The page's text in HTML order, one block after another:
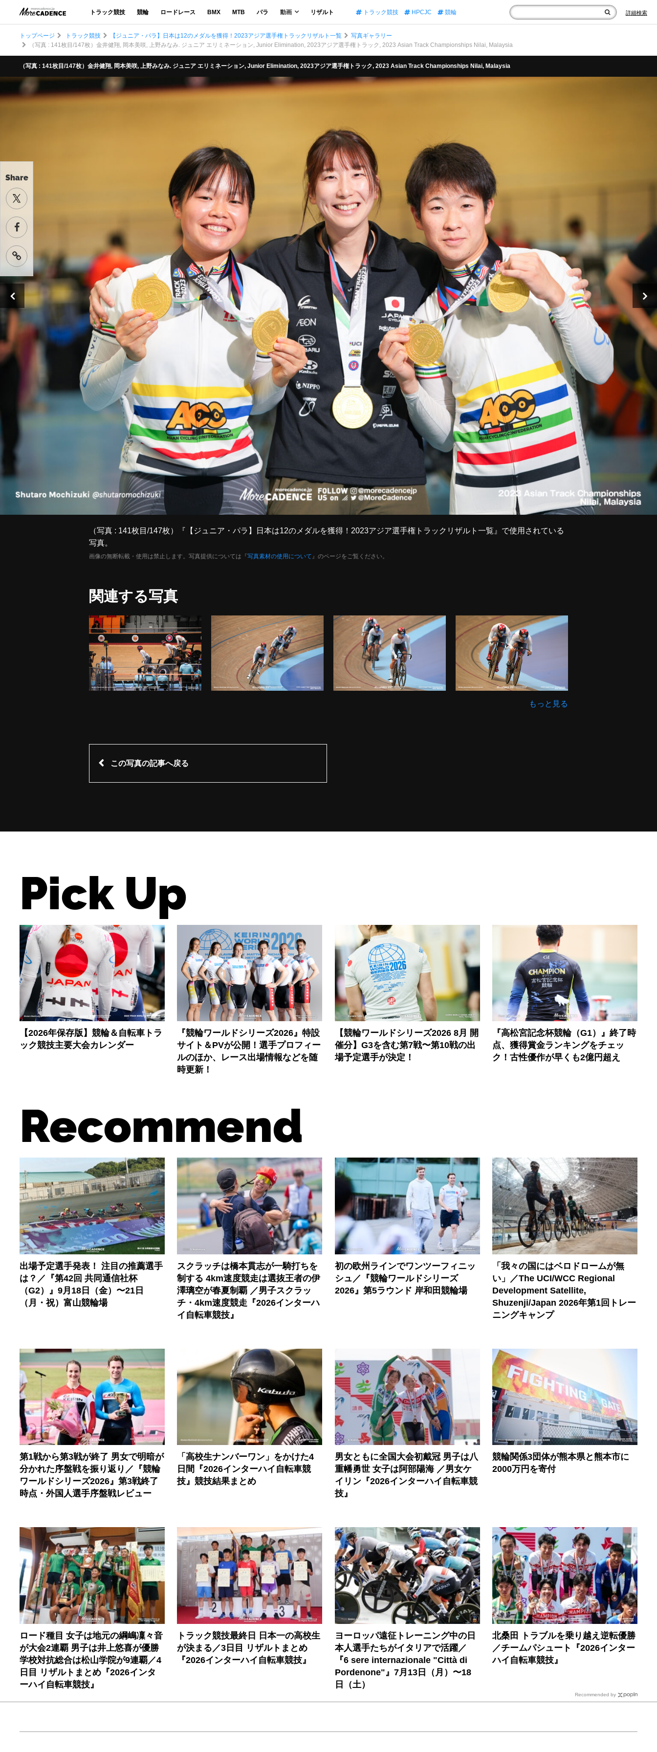
トラック競技 競輪 ロードレース BMX MTB パラ 動画 リザルト トラック競技 HPCJC 競輪 詳細検索
Share
トップページ トラック競技 【ジュニア・パラ】日本は12のメダルを獲得！2023アジア選手権トラックリザルト一覧
写真ギャラリー
（写真 : 141枚目/147枚）金井健翔, 岡本美咲, 上野みなみ. ジュニア エリミネーション, Junior Elimination, 2023アジア選手権トラック, 2023 Asian Track Championships Nilai, Malaysia
（写真 : 141枚目/147枚）金井健翔, 岡本美咲, 上野みなみ. ジュニア エリミネーション, Junior Elimination, 2023アジア選手権トラック, 2023 Asian Track Championships Nilai, Malaysia
（写真 : 141枚目/147枚）『【ジュニア・パラ】日本は12のメダルを獲得！2023アジア選手権トラックリザルト一覧』で使用されている
写真。
画像の無断転載・使用は禁止します。写真提供については『写真素材の使用について 』のページをご覧ください。
関連する写真
もっと見る
この写真の記事へ戻る
Pick Up
【2026年保存版】競輪＆自転車トラ
ック競技主要大会カレンダー
『競輪ワールドシリーズ2026』特設
サイト＆PVが公開！選手プロフィー
ルのほか、レース出場情報などを随
時更新！
【競輪ワールドシリーズ2026 8月 開
催分】G3を含む第7戦〜第10戦の出
場予定選手が決定！
『高松宮記念杯競輪（G1）』終了時
点、獲得賞金ランキングをチェッ
ク！古性優作が早くも2億円超え
Recommend
出場予定選手発表！ 注目の推薦選手
は？／『第42回 共同通信社杯
（G2）』9月18日（金）〜21日
（月・祝）富山競輪場
スクラッチは橋本貫志が一騎打ちを
制する 4km速度競走は選抜王者の伊
澤璃空が春夏制覇 ／男子スクラッ
チ・4km速度競走『2026インターハ
イ自転車競技』
初の欧州ラインでワンツーフィニッ
シュ／『競輪ワールドシリーズ
2026』第5ラウンド 岸和田競輪場
「我々の国にはベロドロームが無
い」／The UCI/WCC Regional
Development Satellite,
Shuzenji/Japan 2026年第1回トレー
ニングキャンプ
第1戦から第3戦が終了 男女で明暗が
分かれた序盤戦を振り返り／『競輪
ワールドシリーズ2026』第3戦終了
時点・外国人選手序盤戦レビュー
「高校生ナンバーワン」をかけた4
日間『2026インターハイ自転車競
技』競技結果まとめ
男女ともに全国大会初戴冠 男子は八
重幡勇世 女子は阿部陽海 ／男女ケ
イリン『2026インターハイ自転車競
技』
競輪関係3団体が熊本県と熊本市に
2000万円を寄付
ロード種目 女子は地元の綱嶋凜々音
が大会2連覇 男子は井上悠喜が優勝
学校対抗総合は松山学院が9連覇／4
日目 リザルトまとめ『2026インタ
ーハイ自転車競技』
トラック競技最終日 日本一の高校生
が決まる／3日目 リザルトまとめ
『2026インターハイ自転車競技』
ヨーロッパ遠征トレーニング中の日
本人選手たちがイタリアで活躍／
『6 sere internazionale "Città di
Pordenone"』7月13日（月）〜18
日（土）
北桑田 トラブルを乗り越え逆転優勝
／チームパシュート『2026インター
ハイ自転車競技』
Recommended by